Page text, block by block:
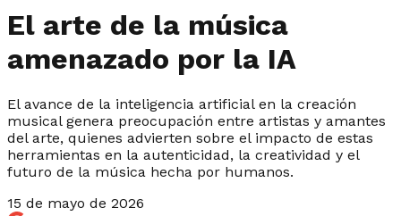
El arte de la música
amenazado por la IA
El avance de la inteligencia artificial en la creación
musical genera preocupación entre artistas y amantes
del arte, quienes advierten sobre el impacto de estas
herramientas en la autenticidad, la creatividad y el
futuro de la música hecha por humanos.
15 de mayo de 2026